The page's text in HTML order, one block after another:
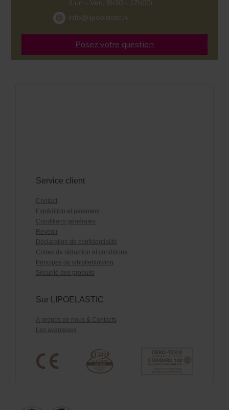
(Lun - Ven, 8h30 - 17h00)
info@lipoelastic.nl
Posez votre question
Service client
Contact
Expédition et paiement
Conditions générales
Revenir
Déclaration de confidentialité
Codes de réduction et conditions
Principes de whistleblowing
Sécurité des produits
Sur LIPOELASTIC
À propos de nous & Contacts
Les avantages